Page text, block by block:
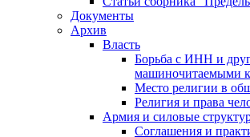
Документы
Архив
Власть
Борьба с ИНН и
машиночитаемыми
Место религии в
Религия и права
Армия и силовые
Соглашения и